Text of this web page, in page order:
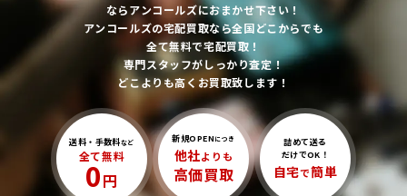
ならアンコールズにおまかせ下さい！
アンコールズの宅配買取なら全国どこからでも
全て無料で宅配買取！
専門スタッフがしっかり査定！
どこよりも高くお買取致します！
送料・手数料など
全て無料
0円
新規OPEN につき
他社よりも
高価買取
詰めて送る
だけでOK！
自宅で簡単